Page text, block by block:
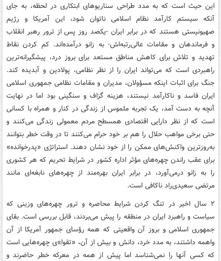
این حیث است که به مدد طراحی سناریوهای ابتکاری در لحظه، به جای
آنکه سیستم کارآمد نظام اسلامی ناتوان شود، این آمریکا و رژیم
صهیونیستی هستند که در برابر ایران -یکصد روز پس از ترور رهبر انقلاب
و فرماندهان و مقامات عالی‌رتبه‌اش- به زانو درآمده‌اند. کم کردن نقاط
تهدید و تلاش برای کاهش مناطق مستعد برای بروز درد، پیشگیرانه‌ترین
راهبردی است که می‌تواند ایران را از نظر نظامی، پولادین و آبدیده کند.
جنگ برای اثبات اینکه مسؤولان، مدیران و مقامات نظامی جمهوری اسلامی
ایران فاسد و ناکارآمد نیستند، هزینه گزاف و سنگینی بود اما در نهایت
آنچه به دست آمد، یک تجربه ملموس از زندگی در کنار و همراه با کسانی
است که از نظر دارایی اقتصادی همسطح مردم معمولی زندگی می‌کنند و
حتی برخی مواهب حلال را هم بر خود حرام می‌کنند تا در وقت خطر بتوانند
به‌روزترین واکنش‌های ممکن را از خود نشان دهند. استراتژی «پدرخوانده»
برای عقب راندن چهره‌های مؤثر اداره کشور در شرایط تحریم که هر کشوری
را به زانو درمی‌آورد، در برابر ایران بهره‌مند از چهره‌های نابغه‌ای مانند
مرتضی سعیدی‌راد ناکافی است.
۲ سال اخیر در تنگ کردن شرایط محاصره و ترور چهره‌های وزینی که
سیاست و راهبرد ایران در منطقه را پیش می‌بردند، قابل بررسی است. بقای
جمهوری اسلامی و بروز آن واقعیتی که همه رؤسای جمهور آمریکا از آن
واهمه داشتند، به مدد خرد، دانش و بیش از آن، «تقوا»ی چهره‌هایی است
که کسی آنها را نمی‌شناسد اما پیش از همه در معرکه خطر حاضرند و